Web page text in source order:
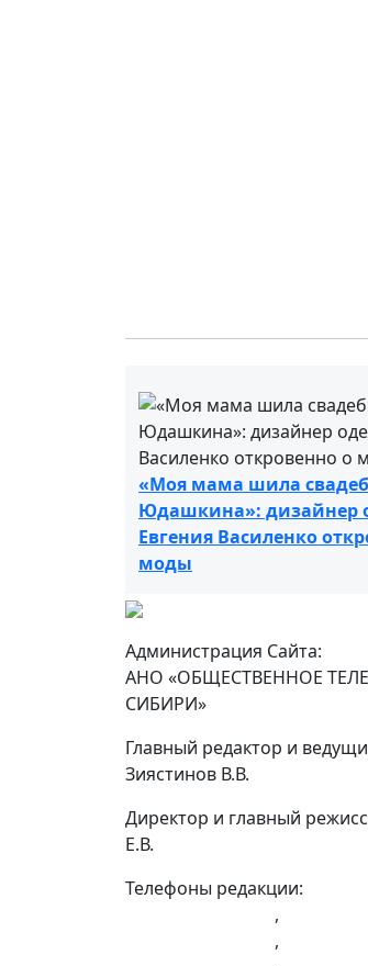
«Моя мама шила
Юдашкина»: дизайнер
Евгения Василенко
моды
Администрация Сайта:
АНО «ОБЩЕСТВЕННОЕ
СИБИРИ»
Главный редактор и
Зиястинов В.В.
Директор и главный
Е.В.
Телефоны редакции:
,
,